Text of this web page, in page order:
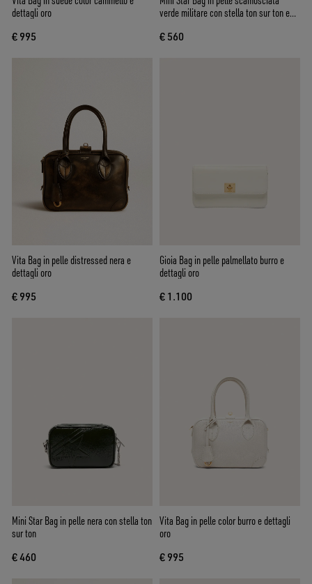
dettagli oro
€ 995
verde militare con stella ton sur ton e
€ 560
Vita Bag in pelle distressed nera e
dettagli oro
€ 995
Gioia Bag in pelle palmellato burro e
dettagli oro
€ 1.100
Mini Star Bag in pelle nera con stella ton
sur ton
€ 460
Vita Bag in pelle color burro e dettagli
oro
€ 995